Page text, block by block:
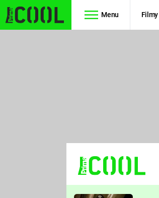
Menu Filmy
TŘESKU